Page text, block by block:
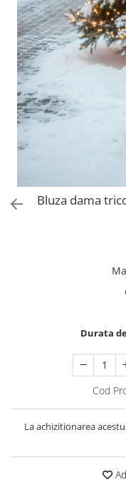
Tricouri si topuri
Rochii de eveniment
Bluza dama
Durata
Cod
La achizitionarea